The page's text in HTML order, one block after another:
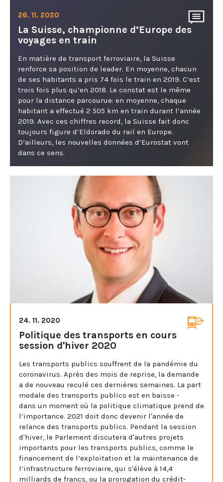
26. 11. 2020
La Suisse, championne d’Europe des
voyages en train
En matière de transport ferroviaire, la Suisse
renforce sa position de leader. En moyenne, chacun
de ses habitants a pris 74 fois le train en 2019. C’est
trois fois plus qu’en 2018. Le constat est le même
pour la distance parcourue: en moyenne, chaque
habitant a effectué 2 505 km en train durant l’année
2019. Avec ces chiffres record, la Suisse fait donc
toujours figure d’Eldorado du rail en Europe.
D’ailleurs, les nouvelles données d’Eurostat vont
dans ce sens.
24. 11. 2020
Politique des transports en cours
session d'hiver 2020
Les transports publics souffrent de la pandémie du
coronavirus. Après des mois de reprise, la demande
a de nouveau reculé ces dernières semaines. La part
modale des transports publics est en baisse -
dans un moment où la politique climatique prend de
l’importance. 2021 doit donc devenir l'année de
relance des transports publics. Pendant la session
d'hiver, le Parlement discutera d'autres projets
importants pour les transports publics, comme le
financement de l’exploitation et la maintenance de
l’infrastructure ferroviaire, qui s'élève à 14,4
milliards de francs, ou la prorogation du crédit-